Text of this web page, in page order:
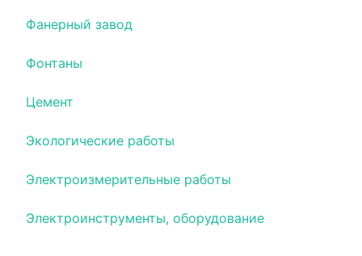
Фанерный завод
Фонтаны
Цемент
Экологические работы
Электроизмерительные работы
Электроинструменты, оборудование